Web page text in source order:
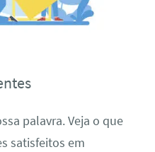
palavra. Veja o que
satisfeitos em